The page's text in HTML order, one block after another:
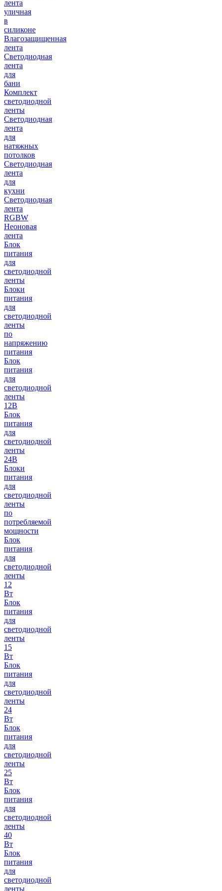
лента
уличная
в
силиконе
Влагозащищенная
лента
Светодиодная
лента
для
бани
Комплект
светодиодной
ленты
Светодиодная
лента
для
натяжных
потолков
Светодиодная
лента
для
кухни
Светодиодная
лента
RGBW
Неоновая
лента
Блок
питания
для
светодиодной
ленты
Блоки
питания
для
светодиодной
ленты
по
напряжению
питания
Блок
питания
для
светодиодной
ленты
12В
Блок
питания
для
светодиодной
ленты
24В
Блоки
питания
для
светодиодной
ленты
по
потребляемой
мощности
Блок
питания
для
светодиодной
ленты
12
Вт
Блок
питания
для
светодиодной
ленты
15
Вт
Блок
питания
для
светодиодной
ленты
24
Вт
Блок
питания
для
светодиодной
ленты
25
Вт
Блок
питания
для
светодиодной
ленты
40
Вт
Блок
питания
для
светодиодной
ленты